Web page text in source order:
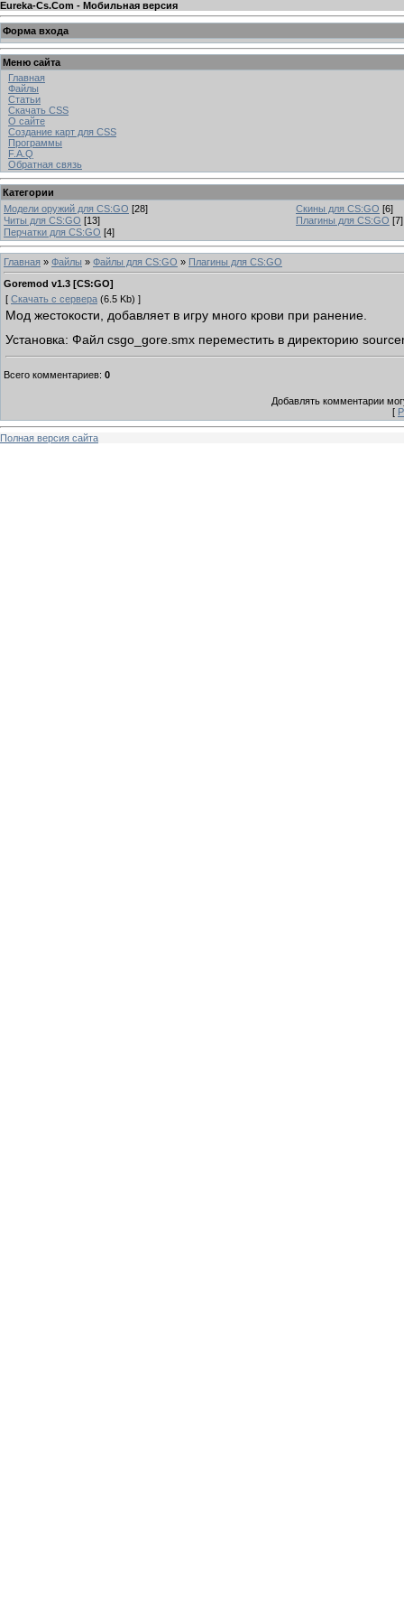
Eureka-Cs.Com - Мобильная версия
Форма входа
Меню сайта
Главная
Файлы
Статьи
Скачать CSS
О сайте
Создание карт для CSS
Программы
F.A.Q
Обратная связь
Категории
Модели оружий для CS:GO [28] Скины для CS:GO [6]
Читы для CS:GO [13] Плагины для CS:GO [7]
Перчатки для CS:GO [4]
Главная » Файлы » Файлы для CS:GO » Плагины для CS:GO
Goremod v1.3 [CS:GO]
[ Скачать с сервера (6.5 Kb) ]
Мод жестокости, добавляет в игру много крови при ранение.
Установка: Файл csgo_gore.smx переместить в директорию
Всего комментариев: 0
Добавлять комментарии
[
Полная версия сайта